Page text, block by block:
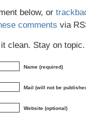
below, or
comments via
clean. Stay on
Name (required)
Mail (will not be
Website (optional)